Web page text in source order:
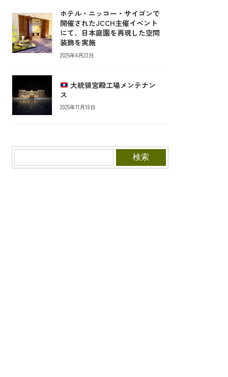
ホテル・ニッコー・サイゴンで
開催されたJCCH主催イベント
にて、日本庭園を再現した空間
装飾を実施
2026年4月23日
大統領宮殿工場メンテナン
ス
2025年11月18日
検索